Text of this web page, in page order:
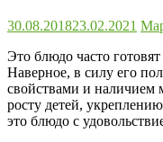
30.08.201823.02.2021
Это блюдо часто
Наверное, в силу его
свойствами и наличием
росту детей,
это блюдо с